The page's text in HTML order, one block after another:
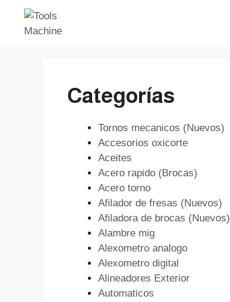
Saltar
contenido
Categorías
Tornos mecanicos (Nuevos)
Accesorios oxicorte
Aceites
Acero rapido (Brocas)
Acero torno
Afilador de fresas (Nuevos)
Afiladora de brocas (Nuevos)
Alambre mig
Alexometro analogo
Alexometro digital
Alineadores Exterior
Automaticos